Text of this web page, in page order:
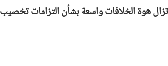
هوة الخلافات واسعة بشأن التزامات تخصيب